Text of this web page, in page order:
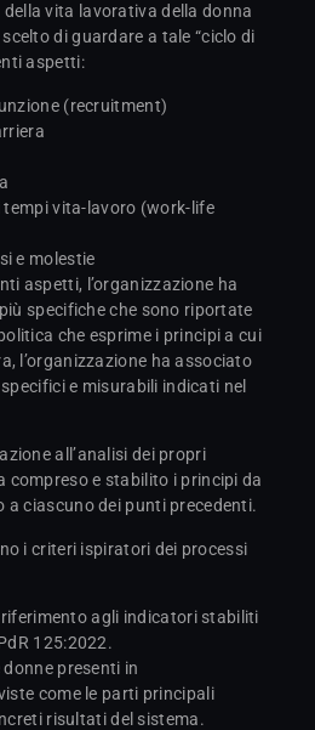
vita lavorativa della donna
di guardare a tale “ciclo di
aspetti:
(recruitment)
tempi vita-lavoro (work-life
e molestie
aspetti, l’organizzazione ha
specifiche che sono riportate
che esprime i principi a cui
l’organizzazione ha associato
e misurabili indicati nel
all’analisi dei propri
compreso e stabilito i principi da
ciascuno dei punti precedenti.
i criteri ispiratori dei processi
agli indicatori stabiliti
125:2022.
donne presenti in
come le parti principali
risultati del sistema.